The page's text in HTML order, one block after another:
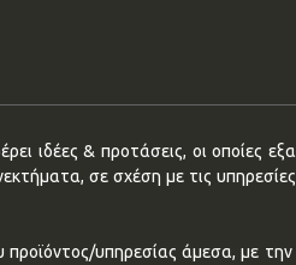
ιδέες & προτάσεις, οι οποίες
σε σχέση με τις υπηρεσίες
υπηρεσίας άμεσα, με